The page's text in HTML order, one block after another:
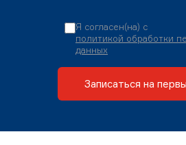
Я согласен(на) с
политикой обработки
данных
Записаться на